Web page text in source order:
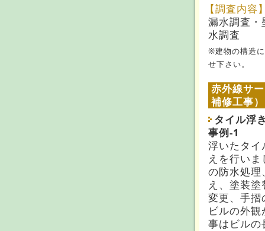
【調査内容
漏水調査・
水調査
※建物の構造
せ下さい。
赤外線サ
補修工事）
タイル浮
事例-1
浮いたタイ
えを行い
の防水処理
え、塗装
変更、手摺
ビルの外
事はビルの